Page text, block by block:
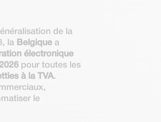
de la
la Belgique a
électronique
pour toutes les
à la TVA.
le